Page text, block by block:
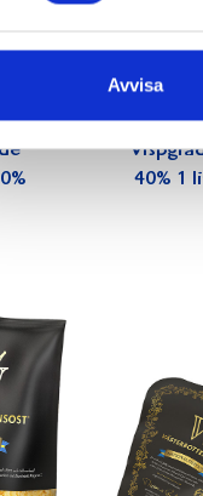
Avvisa
40% 1